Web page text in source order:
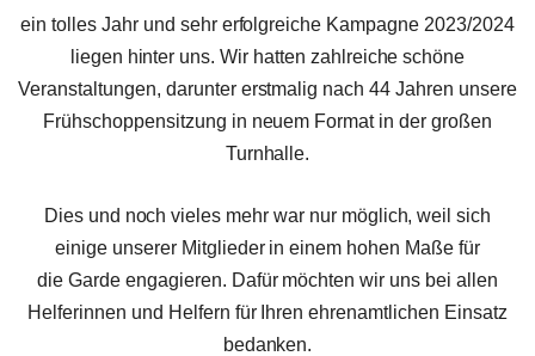
ein tolles Jahr und sehr erfolgreiche Kampagne 2023/2024
liegen hinter uns. Wir hatten zahlreiche schöne
Veranstaltungen, darunter erstmalig nach 44 Jahren unsere
Frühschoppensitzung in neuem Format in der großen
Turnhalle.
Dies und noch vieles mehr war nur möglich, weil sich
einige unserer Mitglieder in einem hohen Maße für
die Garde engagieren. Dafür möchten wir uns bei allen
Helferinnen und Helfern für Ihren ehrenamtlichen Einsatz
bedanken.